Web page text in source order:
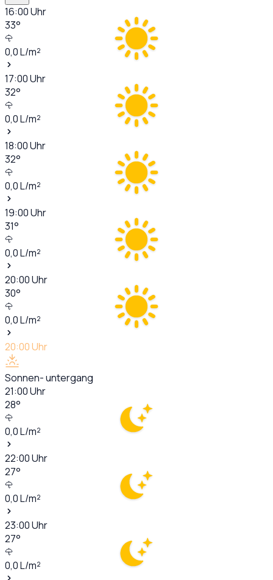
16:00Uhr
33°
0,0L/m²
17:00Uhr
32°
0,0L/m²
18:00Uhr
32°
0,0L/m²
19:00Uhr
31°
0,0L/m²
20:00Uhr
30°
0,0L/m²
20:00Uhr
Sonnen- untergang
21:00Uhr
28°
0,0L/m²
22:00Uhr
27°
0,0L/m²
23:00Uhr
27°
0,0L/m²